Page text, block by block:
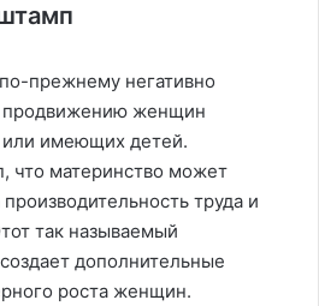
прежнему негативно
продвижению женщин
или имеющих детей.
что материнство может
труда и
так называемый
дополнительные
роста женщин.